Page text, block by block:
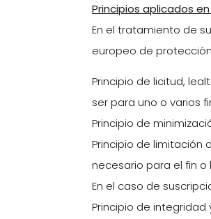
Principios aplicados
En el tratamiento de
europeo de
Principio de licitud,
ser para uno o varios
Principio de
Principio de limitación
necesario para el fin o
En el caso de
Principio de